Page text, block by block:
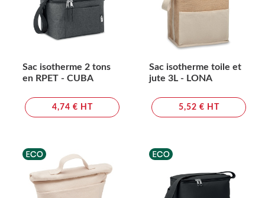
Sac isotherme 2 tons
en RPET - CUBA
4,74 € HT
Sac isotherme toile et
jute 3L - LONA
5,52 € HT